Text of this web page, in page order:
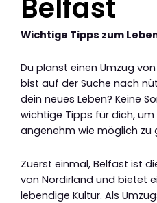
Belfast
Wichtige Tipps zum
Du planst einen Umzug
bist auf der Suche nach
dein neues Leben? Keine
wichtige Tipps für dich,
angenehm wie möglich zu
Zuerst einmal, Belfast ist
von Nordirland und bietet
lebendige Kultur. Als